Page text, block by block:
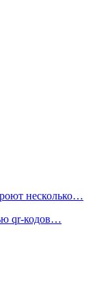
несколько…
qr-кодов…